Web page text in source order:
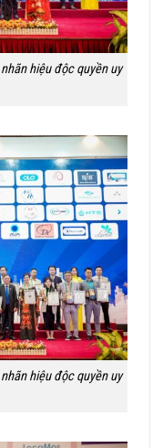
hiệu độc quyền uy
hiệu độc quyền uy